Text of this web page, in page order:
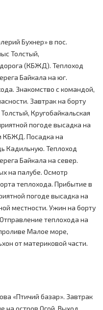
Бухнер» в пос.
Толстый,
(КБЖД). Теплоход
Байкала на юг.
Знакомство с командой,
Завтрак на борту
Кругобайкальская
погоде высадка на
КБЖД. Посадка на
Кадильную. Теплоход
Байкала на север.
на палубе. Осмотр
теплохода. Прибытие в
погоде высадка на
местности. Ужин на борту
теплохода на
Малое море,
от материковой части.
«Птичий базар». Завтрак
на остров Огой. Выход